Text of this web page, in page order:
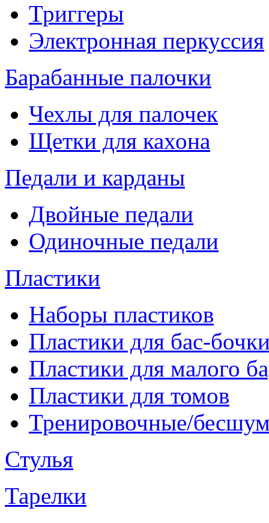
Триггеры
Электронная перкуссия
Барабанные палочки
Чехлы для палочек
Щетки для кахона
Педали и карданы
Двойные педали
Одиночные педали
Пластики
Наборы пластиков
Пластики для бас-
Пластики для малого
Пластики для томов
Тренировочные/
Стулья
Тарелки